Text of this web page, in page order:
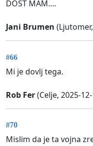
DOST MAM....
Jani Brumen
#66
Mi je dovlj tega.
Rob Fer(Celje, 2025-
#70
Mislim da je ta vojna